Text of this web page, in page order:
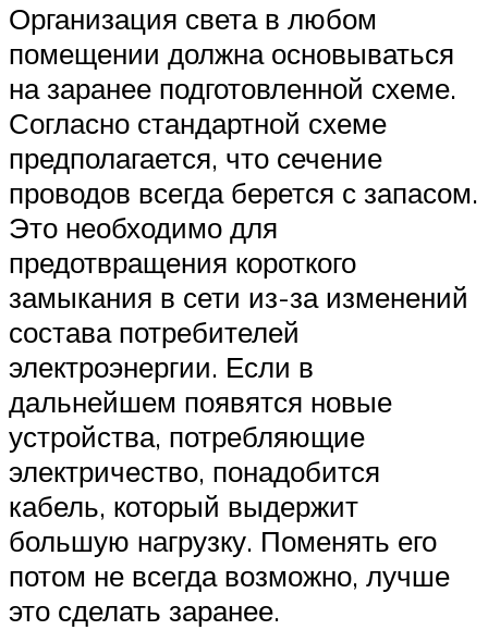
Организация света в любом
помещении должна основываться
на заранее подготовленной схеме.
Согласно стандартной схеме
предполагается, что сечение
проводов всегда берется с запасом.
Это необходимо для
предотвращения короткого
замыкания в сети из-за изменений
состава потребителей
электроэнергии. Если в
дальнейшем появятся новые
устройства, потребляющие
электричество, понадобится
кабель, который выдержит
большую нагрузку. Поменять его
потом не всегда возможно, лучше
это сделать заранее.